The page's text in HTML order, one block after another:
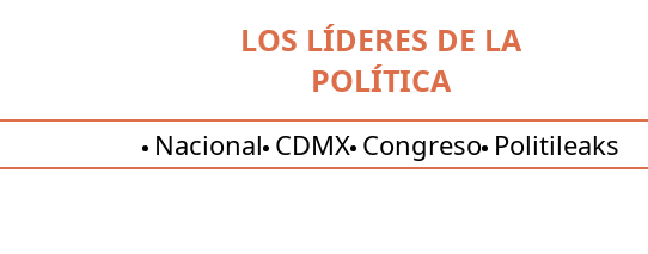
LOS LÍDERES DE LA
POLÍTICA
Nacional CDMX Congreso Politileaks